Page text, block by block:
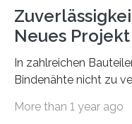
Neues
In zahlreichen
Bindenähte nicht zu
Matrixmaterials eine
More than 1 year ago